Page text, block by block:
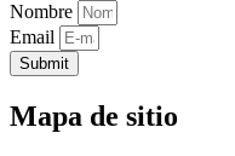
Nombre
Email
Submit
Mapa de sitio